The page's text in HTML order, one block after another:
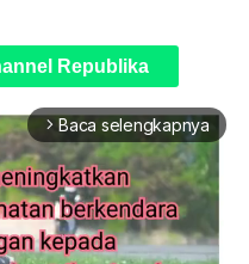
Republika
arrow_forward_ios Baca selengkapnya